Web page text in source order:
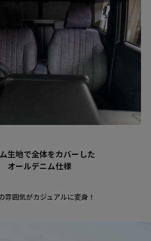
生地で全体をカバーした
オールデニム仕様
雰囲気がカジュアルに変身！